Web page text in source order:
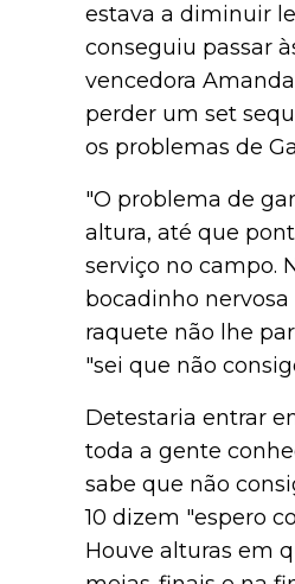
estava a diminuir
conseguiu passar
vencedora
perder um set
os problemas de
"O problema de
altura, até que
serviço no campo.
bocadinho nervosa
raquete não lhe
"sei que não
Detestaria entrar
toda a gente
sabe que não
10 dizem "espero
Houve alturas em